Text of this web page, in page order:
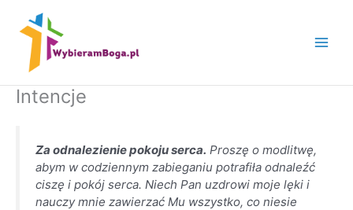
Intencje
Za odnalezienie pokoju serca. Proszę o modlitwę,
abym w codziennym zabieganiu potrafiła odnaleźć
ciszę i pokój serca. Niech Pan uzdrowi moje lęki i
nauczy mnie zawierzać Mu wszystko, co niesie